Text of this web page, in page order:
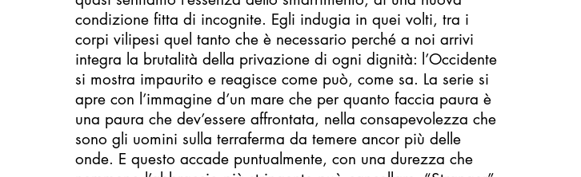
condizione fitta di incognite. Egli indugia in quei volti, tra i
corpi vilipesi quel tanto che è necessario perché a noi arrivi
integra la brutalità della privazione di ogni dignità: l’Occidente
si mostra impaurito e reagisce come può, come sa. La serie si
apre con l’immagine d’un mare che per quanto faccia paura è
una paura che dev’essere affrontata, nella consapevolezza che
sono gli uomini sulla terraferma da temere ancor più delle
onde. E questo accade puntualmente, con una durezza che